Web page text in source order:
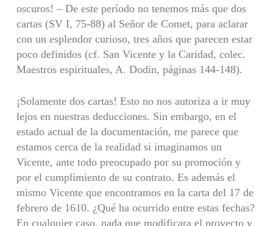
oscuros! – De este período no tenemos más que dos
cartas (SV I, 75-88) al Señor de Comet, para aclarar
con un esplendor curioso, tres años que parecen estar
poco definidos (cf. San Vicente y la Caridad, colec.
Maestros espirituales, A. Dodin, páginas 144-148).
¡Solamente dos cartas! Esto no nos autoriza a ir muy
lejos en nuestras deducciones. Sin embargo, en el
estado actual de la documentación, me parece que
estamos cerca de la realidad si imaginamos un
Vicente, ante todo preocupado por su promoción y
por el cumplimiento de su contrato. Es además el
mismo Vicente que encontramos en la carta del 17 de
febrero de 1610. ¿Qué ha ocurrido entre estas fechas?
En cualquier caso, nada que modificara el proyecto y